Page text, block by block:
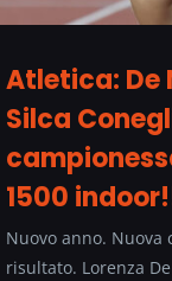
Atletica: De
Silca
1500
Nuovo anno. Nuova
risultato. Lorenza